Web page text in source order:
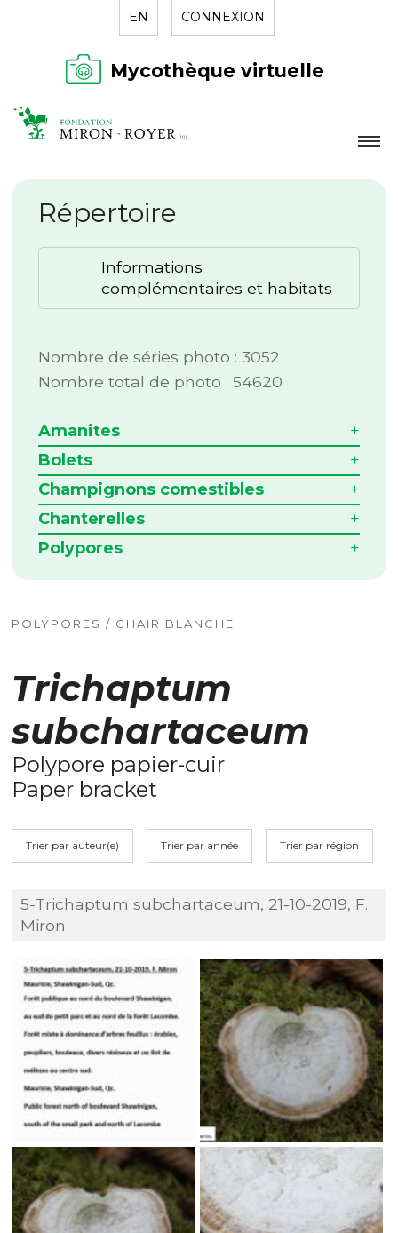
EN CONNEXION
Mycothèque virtuelle
LA FONDATION
NOUVELLES
RÉPERTOIRE
Répertoire
Informations
complémentaires et habitats
Nombre de séries photo : 3052
Nombre total de photo : 54620
Amanites
Bolets
Champignons comestibles
Chanterelles
Polypores
POLYPORES / CHAIR BLANCHE
Trichaptum
subchartaceum
Polypore papier-cuir
Paper bracket
Trier par auteur(e) Trier par année Trier par région
5-Trichaptum subchartaceum, 21-10-2019, F.
Miron